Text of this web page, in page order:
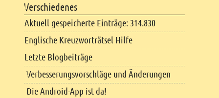
Verschiedenes
Aktuell gespeicherte Einträge: 314.830
Englische Kreuzworträtsel Hilfe
Letzte Blogbeiträge
Verbesserungsvorschläge und Änderungen
Die Android-App ist da!